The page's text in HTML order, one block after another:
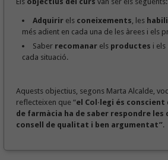
Adquirirels coneixements , les
més adient en cada una de les àrees i els
Saber recomanarelsproductes i els
cada situació.
Aquests objectius, segons Marta Alcalde,
reflecteixen que “el Col·legi és
de farmàcia ha de saber respondre
consell de qualitat i ben argumentat”.